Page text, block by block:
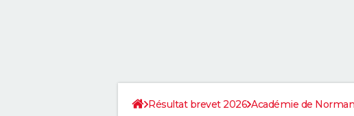
Résultat brevet 2026 Académie de